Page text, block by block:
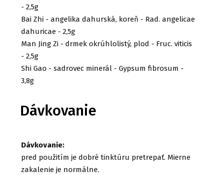
- 2,5g
Bai Zhi - angelika dahurská, koreň - Rad. angelicae
dahuricae - 2,5g
Man Jing Zi - drmek okrúhlolistý, plod - Fruc. viticis
- 2,5g
Shi Gao - sadrovec minerál - Gypsum fibrosum -
3,8g
Dávkovanie
Dávkovanie:
pred použitím je dobré tinktúru pretrepať. Mierne
zakalenie je normálne.